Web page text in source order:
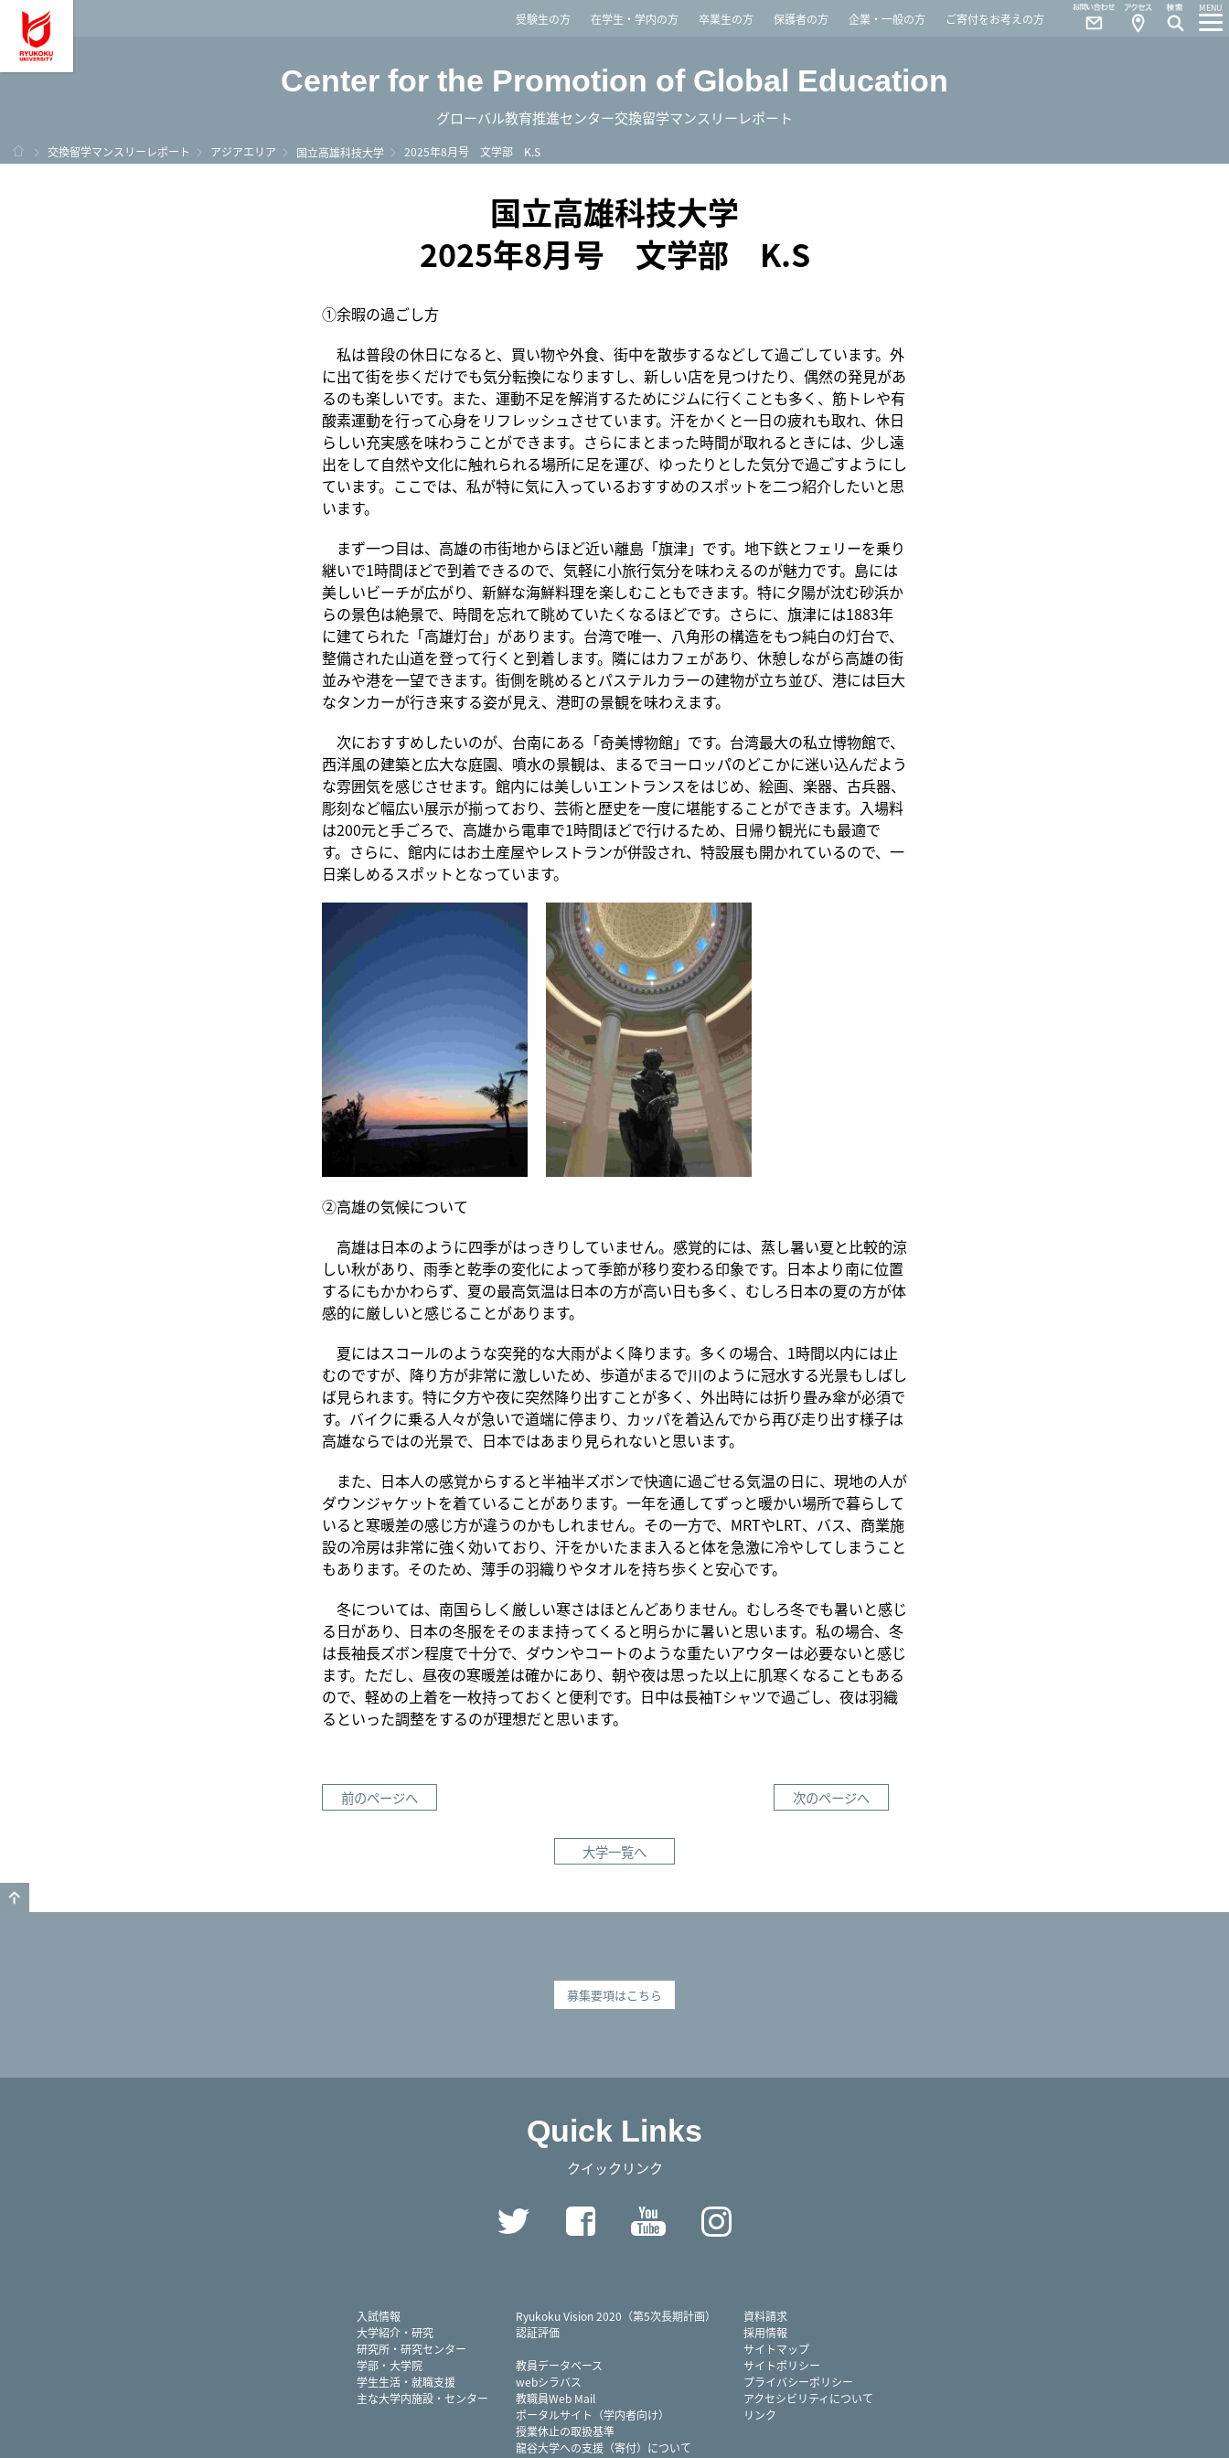
龍谷大学 You, Unlimited受験生の方 在学生・学内の方 卒業生の方 保護者の方 企業・一般の方 ご寄付をお考えの方
MENU
Access
Contact
Center for the Promotion of Global Education
グローバル教育推進センター交換留学マンスリーレポート
ホーム
交換留学マンスリーレポート アジアエリア 国立高雄科技大学 2025年8月号 文学部 K.S
国立高雄科技大学
2025年8月号 文学部 K.S
①余暇の過ごし方
私は普段の休日になると、買い物や外食、街中を散歩するなどして過ごしています。外
に出て街を歩くだけでも気分転換になりますし、新しい店を見つけたり、偶然の発見があ
るのも楽しいです。また、運動不足を解消するためにジムに行くことも多く、筋トレや有
酸素運動を行って心身をリフレッシュさせています。汗をかくと一日の疲れも取れ、休日
らしい充実感を味わうことができます。さらにまとまった時間が取れるときには、少し遠
出をして自然や文化に触れられる場所に足を運び、ゆったりとした気分で過ごすようにし
ています。ここでは、私が特に気に入っているおすすめのスポットを二つ紹介したいと思
います。
まず一つ目は、高雄の市街地からほど近い離島「旗津」です。地下鉄とフェリーを乗り
継いで1時間ほどで到着できるので、気軽に小旅行気分を味わえるのが魅力です。島には
美しいビーチが広がり、新鮮な海鮮料理を楽しむこともできます。特に夕陽が沈む砂浜か
らの景色は絶景で、時間を忘れて眺めていたくなるほどです。さらに、旗津には1883年
に建てられた「高雄灯台」があります。台湾で唯一、八角形の構造をもつ純白の灯台で、
整備された山道を登って行くと到着します。隣にはカフェがあり、休憩しながら高雄の街
並みや港を一望できます。街側を眺めるとパステルカラーの建物が立ち並び、港には巨大
なタンカーが行き来する姿が見え、港町の景観を味わえます。
次におすすめしたいのが、台南にある「奇美博物館」です。台湾最大の私立博物館で、
西洋風の建築と広大な庭園、噴水の景観は、まるでヨーロッパのどこかに迷い込んだよう
な雰囲気を感じさせます。館内には美しいエントランスをはじめ、絵画、楽器、古兵器、
彫刻など幅広い展示が揃っており、芸術と歴史を一度に堪能することができます。入場料
は200元と手ごろで、高雄から電車で1時間ほどで行けるため、日帰り観光にも最適で
す。さらに、館内にはお土産屋やレストランが併設され、特設展も開かれているので、一
日楽しめるスポットとなっています。
②高雄の気候について
高雄は日本のように四季がはっきりしていません。感覚的には、蒸し暑い夏と比較的涼
しい秋があり、雨季と乾季の変化によって季節が移り変わる印象です。日本より南に位置
するにもかかわらず、夏の最高気温は日本の方が高い日も多く、むしろ日本の夏の方が体
感的に厳しいと感じることがあります。
夏にはスコールのような突発的な大雨がよく降ります。多くの場合、1時間以内には止
むのですが、降り方が非常に激しいため、歩道がまるで川のように冠水する光景もしばし
ば見られます。特に夕方や夜に突然降り出すことが多く、外出時には折り畳み傘が必須で
す。バイクに乗る人々が急いで道端に停まり、カッパを着込んでから再び走り出す様子は
高雄ならではの光景で、日本ではあまり見られないと思います。
また、日本人の感覚からすると半袖半ズボンで快適に過ごせる気温の日に、現地の人が
ダウンジャケットを着ていることがあります。一年を通してずっと暖かい場所で暮らして
いると寒暖差の感じ方が違うのかもしれません。その一方で、MRTやLRT、バス、商業施
設の冷房は非常に強く効いており、汗をかいたまま入ると体を急激に冷やしてしまうこと
もあります。そのため、薄手の羽織りやタオルを持ち歩くと安心です。
冬については、南国らしく厳しい寒さはほとんどありません。むしろ冬でも暑いと感じ
る日があり、日本の冬服をそのまま持ってくると明らかに暑いと思います。私の場合、冬
は長袖長ズボン程度で十分で、ダウンやコートのような重たいアウターは必要ないと感じ
ます。ただし、昼夜の寒暖差は確かにあり、朝や夜は思った以上に肌寒くなることもある
ので、軽めの上着を一枚持っておくと便利です。日中は長袖Tシャツで過ごし、夜は羽織
るといった調整をするのが理想だと思います。
前のページへ 次のページへ
大学一覧へ
募集要項はこちら
Quick Links
クイックリンク
Twitter FacebookYouTube
入試情報
大学紹介・研究
研究所・研究センター
学部・大学院
学生生活・就職支援
主な大学内施設・センター
Ryukoku Vision 2020（第5次長期計画）
認証評価
教員データベース
webシラバス
教職員Web Mail
ポータルサイト（学内者向け）
授業休止の取扱基準
龍谷大学への支援（寄付）について
資料請求
採用情報
サイトマップ
サイトポリシー
プライバシーポリシー
アクセシビリティについて
リンク